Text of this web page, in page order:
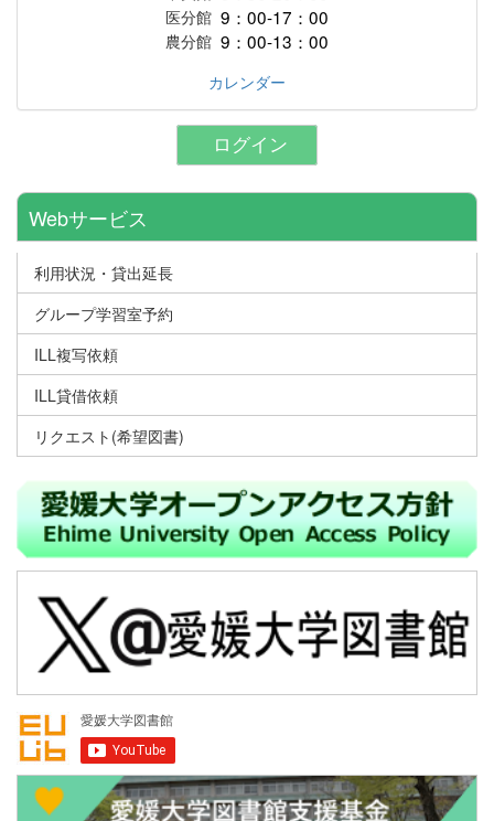
医分館 9：00-17：00
農分館 9：00-13：00
カレンダー
ログイン
Webサービス
利用状況・貸出延長
グループ学習室予約
ILL複写依頼
ILL貸借依頼
リクエスト(希望図書)